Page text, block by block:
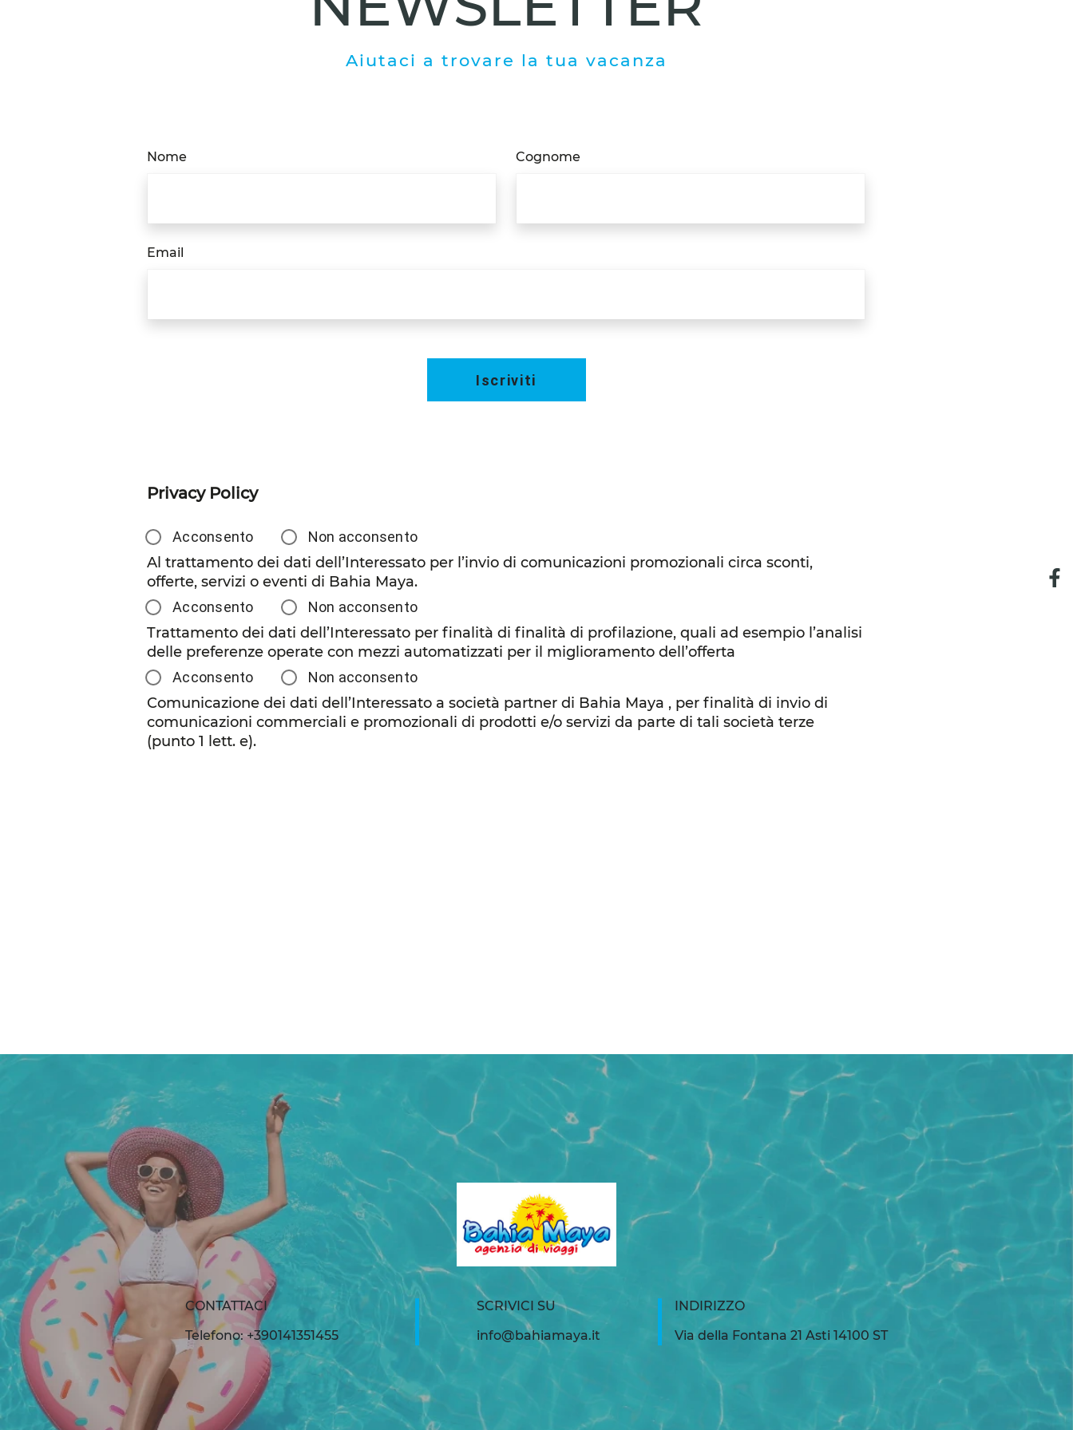
Aiutaci a trovare la tua vacanza
Nome Cognome
Email
Iscriviti
Privacy Policy
Acconsento Non acconsento
Al trattamento dei dati dell’Interessato per l’invio di comunicazioni promozionali circa sconti,
offerte, servizi o eventi di Bahia Maya.
Acconsento Non acconsento
Trattamento dei dati dell’Interessato per finalità di finalità di profilazione, quali ad esempio l’analisi
delle preferenze operate con mezzi automatizzati per il miglioramento dell’offerta
Acconsento Non acconsento
Comunicazione dei dati dell’Interessato a società partner di Bahia Maya , per finalità di invio di
comunicazioni commerciali e promozionali di prodotti e/o servizi da parte di tali società terze
(punto 1 lett. e).
CONTATTACI
Telefono: +390141351455
SCRIVICI SU
info@bahiamaya.it
INDIRIZZO
Via della Fontana 21 Asti 14100 ST